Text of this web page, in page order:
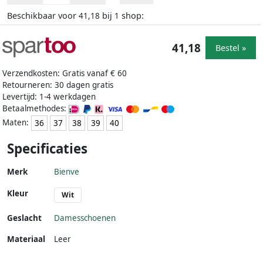
Beschikbaar voor 41,18 bij 1 shop:
Verzendkosten: Gratis vanaf € 60
Retourneren: 30 dagen gratis
Levertijd: 1-4 werkdagen
Betaalmethodes:
Maten:
36 37 38 39 40
41,18 Bestel »
Specificaties
Merk Bienve
Kleur Wit
Geslacht
Damesschoenen
Materiaal
Leer